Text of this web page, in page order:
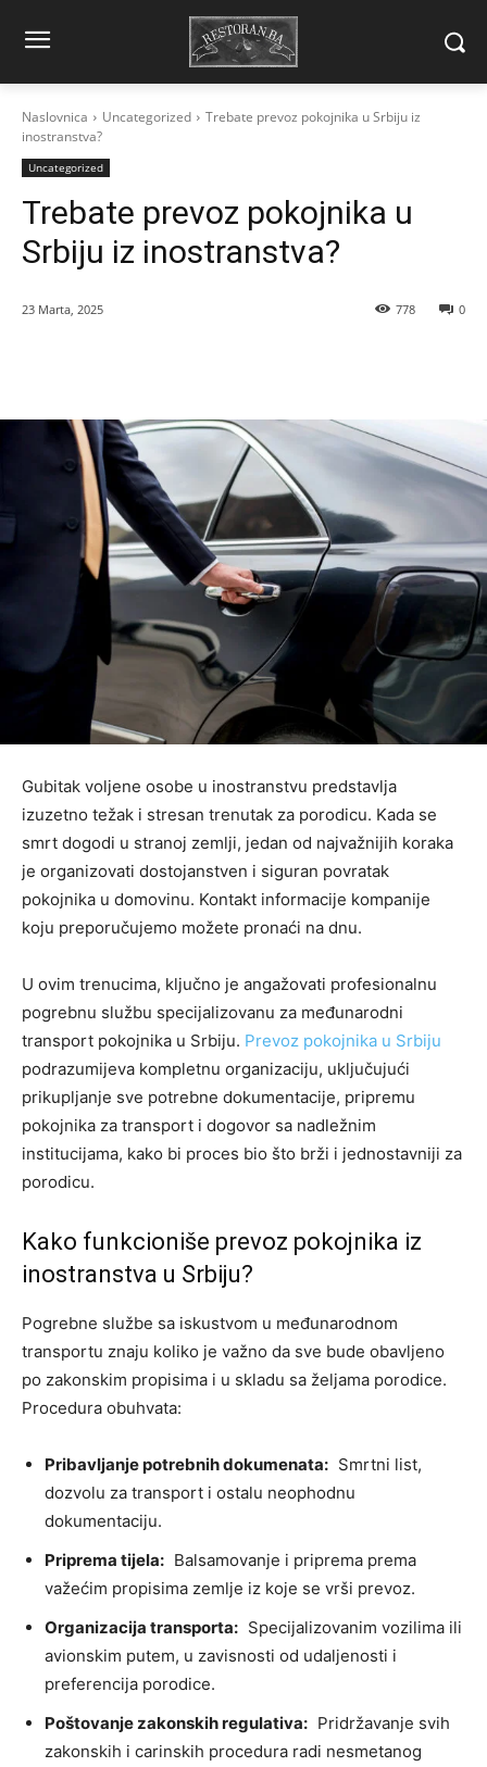
Naslovnica Uncategorized
Trebate prevoz pokojnika u Srbiju iz
inostranstva?
Uncategorized
Trebate prevoz pokojnika u
Srbiju iz inostranstva?
23 Marta, 2025 0
778
Gubitak voljene osobe u inostranstvu predstavlja
izuzetno težak i stresan trenutak za porodicu. Kada se
smrt dogodi u stranoj zemlji, jedan od najvažnijih koraka
je organizovati dostojanstven i siguran povratak
pokojnika u domovinu. Kontakt informacije kompanije
koju preporučujemo možete pronaći na dnu.
U ovim trenucima, ključno je angažovati profesionalnu
pogrebnu službu specijalizovanu za međunarodni
transport pokojnika u Srbiju. Prevoz pokojnika u Srbiju
podrazumijeva kompletnu organizaciju, uključujući
prikupljanje sve potrebne dokumentacije, pripremu
pokojnika za transport i dogovor sa nadležnim
institucijama, kako bi proces bio što brži i jednostavniji za
porodicu.
Kako funkcioniše prevoz pokojnika iz
inostranstva u Srbiju?
Pogrebne službe sa iskustvom u međunarodnom
transportu znaju koliko je važno da sve bude obavljeno
po zakonskim propisima i u skladu sa željama porodice.
Procedura obuhvata:
Pribavljanje potrebnih dokumenata: Smrtni list,
dozvolu za transport i ostalu neophodnu
dokumentaciju.
Priprema tijela: Balsamovanje i priprema prema
važećim propisima zemlje iz koje se vrši prevoz.
Organizacija transporta: Specijalizovanim vozilima ili
avionskim putem, u zavisnosti od udaljenosti i
preferencija porodice.
Poštovanje zakonskih regulativa: Pridržavanje svih
zakonskih i carinskih procedura radi nesmetanog